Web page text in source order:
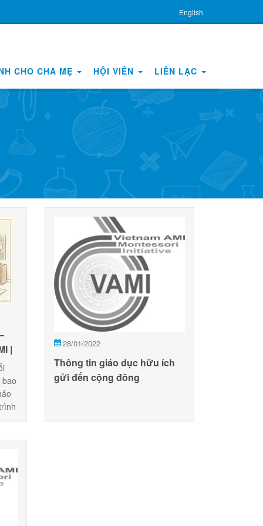
English
CHO CHA MẸ HỘI VIÊN LIÊN LẠC
|
28/01/2022
Thông tin giáo dục hữu ích
gửi đến cộng đồng